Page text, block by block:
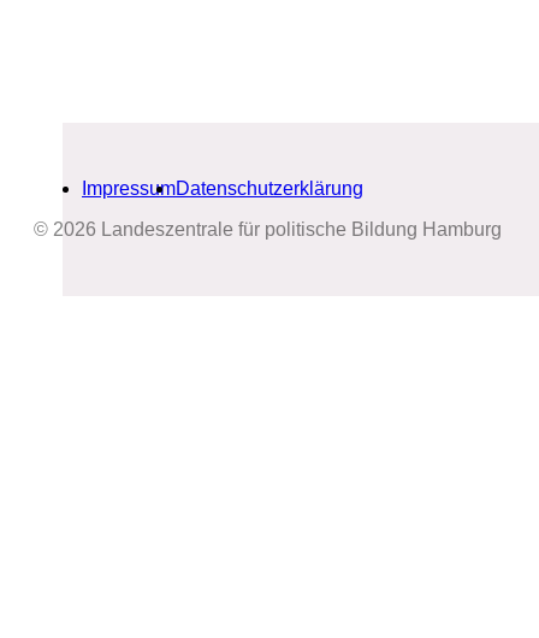
ImpressumDatenschutzerklärung
© 2026 Landeszentrale für politische Bildung Hamburg